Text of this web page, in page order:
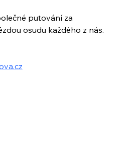
putování za
osudu každého z nás.